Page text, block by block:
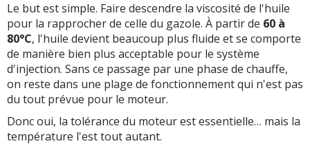
Le but est simple. Faire descendre la viscosité de l'huile
pour la rapprocher de celle du gazole. À partir de 60 à
80°C, l'huile devient beaucoup plus fluide et se comporte
de manière bien plus acceptable pour le système
d'injection. Sans ce passage par une phase de chauffe,
on reste dans une plage de fonctionnement qui n'est pas
du tout prévue pour le moteur.
Donc oui, la tolérance du moteur est essentielle… mais la
température l'est tout autant.